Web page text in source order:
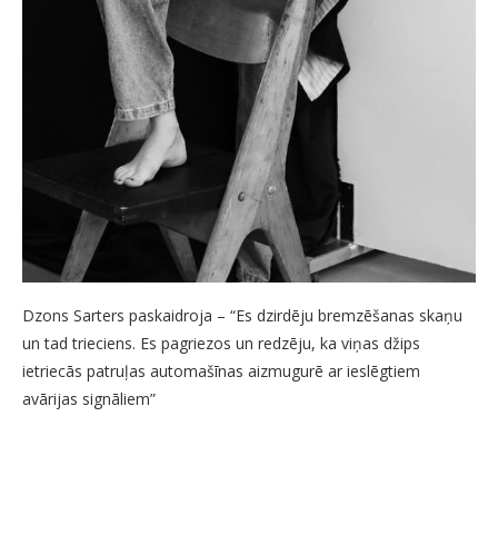
Dzons Sarters paskaidroja – “Es dzirdēju bremzēšanas skaņu
un tad trieciens. Es pagriezos un redzēju, ka viņas džips
ietriecās patruļas automašīnas aizmugurē ar ieslēgtiem
avārijas signāliem”